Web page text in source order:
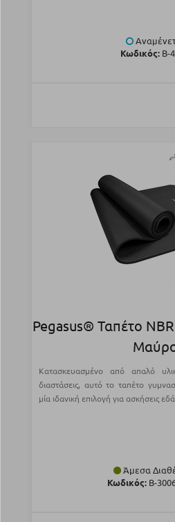
Κωδικός: Β-
Pegasus® Ταπέτο
Κατασκευασμένο από απαλό
διαστάσεις, αυτό το ταπέτο
μία ιδανική επιλογή για ασκήσεις
Άμεσα
Κωδικός: Β-